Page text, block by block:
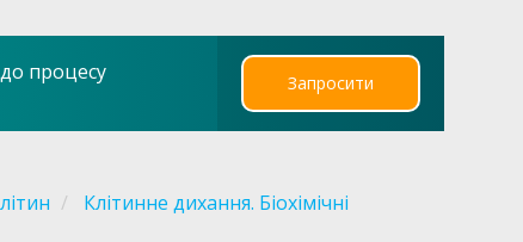
процесу
Запросити
Клітинне дихання. Біохімічні